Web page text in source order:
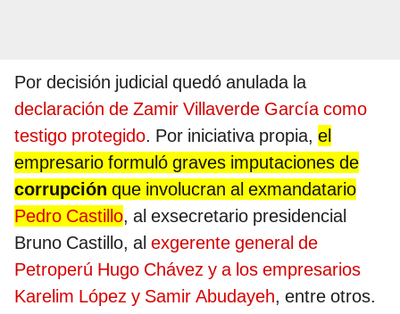
Por decisión judicial quedó anulada la
declaración de Zamir Villaverde García como
testigo protegido. Por iniciativa propia, el
empresario formuló graves imputaciones de
corrupción que involucran al exmandatario
Pedro Castillo, al exsecretario presidencial
Bruno Castillo, al exgerente general de
Petroperú Hugo Chávez y a los empresarios
Karelim López y Samir Abudayeh, entre otros.